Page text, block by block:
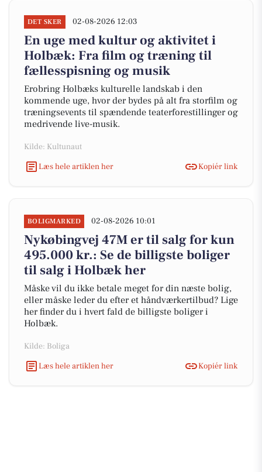
DET SKER 02-08-2026 12:03
En uge med kultur og aktivitet i
Holbæk: Fra film og træning til
fællesspisning og musik
Erobring Holbæks kulturelle landskab i den
kommende uge, hvor der bydes på alt fra storfilm og
træningsevents til spændende teaterforestillinger og
medrivende live-musik.
Kilde: Kultunaut
Læs hele artiklen her
Kopiér link
BOLIGMARKED 02-08-2026 10:01
Nykøbingvej 47M er til salg for kun
495.000 kr.: Se de billigste boliger
til salg i Holbæk her
Måske vil du ikke betale meget for din næste bolig,
eller måske leder du efter et håndværkertilbud? Lige
her finder du i hvert fald de billigste boliger i
Holbæk.
Kilde: Boliga
Læs hele artiklen her
Kopiér link